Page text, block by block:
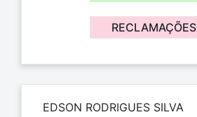
RECLAMAÇÕES
EDSON RODRIGUES SILVA